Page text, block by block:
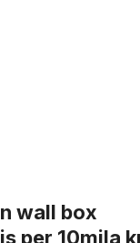
wall box
per 10mila